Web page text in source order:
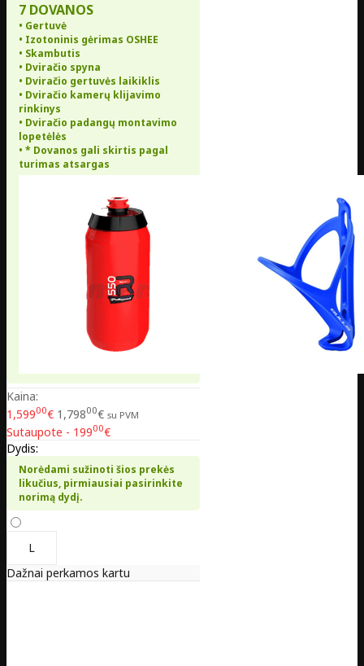
7 DOVANOS
• Gertuvė
• Izotoninis gėrimas OSHEE
• Skambutis
• Dviračio spyna
• Dviračio gertuvės laikiklis
• Dviračio kamerų klijavimo
rinkinys
• Dviračio padangų montavimo
lopetėlės
• * Dovanos gali skirtis pagal
turimas atsargas
Kaina:
1,59900€ 1,79800€ su PVM
Sutaupote - 19900€
Dydis:
Norėdami sužinoti šios prekės
likučius, pirmiausiai pasirinkite
norimą dydį.
L
Dažnai perkamos kartu